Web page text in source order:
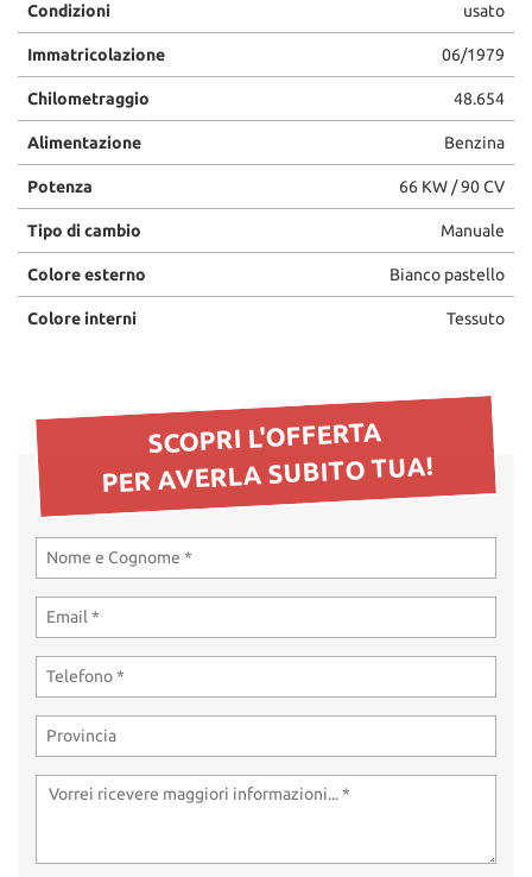
Condizioni usato
Immatricolazione 06/1979
Chilometraggio 48.654
Alimentazione Benzina
Potenza 66 KW / 90 CV
Tipo di cambio Manuale
Colore esterno Bianco pastello
Colore interni Tessuto
SCOPRI L'OFFERTA
PER AVERLA SUBITO TUA!
questi
strumenti
tracciamento
si
rimanda
alla
cookie
policy.
Puoi
e
modificare
le
qualsiasi
momento.
Cookie necessari